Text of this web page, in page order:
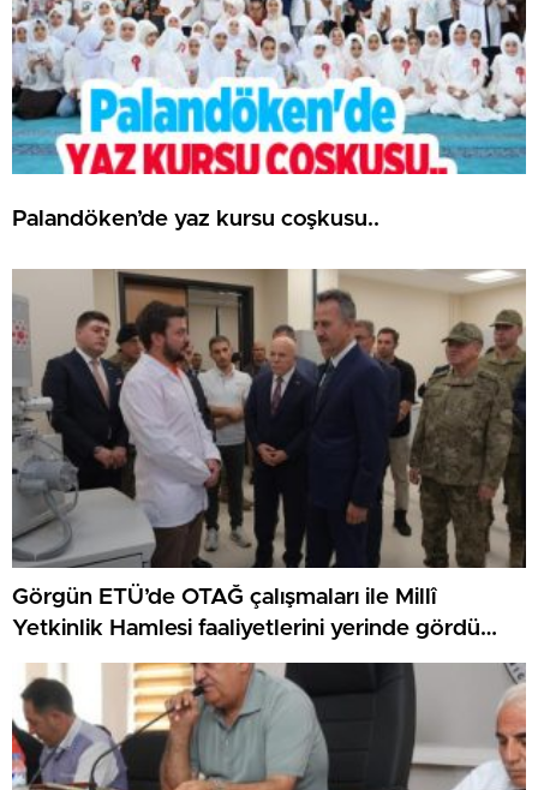
Palandöken’de yaz kursu coşkusu..
Görgün ETÜ’de OTAĞ çalışmaları ile Millî
Yetkinlik Hamlesi faaliyetlerini yerinde gördü…